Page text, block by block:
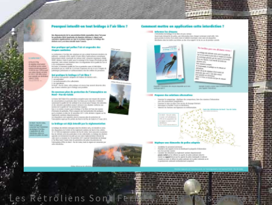
Les Rétroliens Sont Fermés, Mais Vous Pouvez